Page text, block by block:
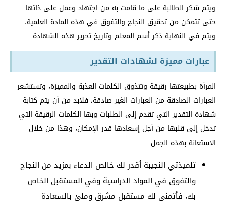
ويتم شكر الطالبة على ما قامت به من اجتهاد وعمل على ذاتها
حتى تتمكن من تحقيق النجاح والتفوق في هذه المادة العلمية،
ويتم في النهاية ذكر أسم المعلم وتاريخ تحرير هذه الشهادة.
عبارات مميزة لشهادات التقدير
المرأة بطبيعتها رقيقة وتتذوق الكلمات العذبة والمميزة، وتستشعر
العبارات الصادقة من العبارات الغير صادقة، فلابد من أن يتم كتابة
شهادة التقدير التي تقدم إلى الطلبات وبها الكلمات الرقيقة التي
تدخل إلى قلبها من أجل إسعادها قدر الإمكان، وهذا من خلال
الاستعانة بهذه الجمل:
تلميذتي النجيبة أقدر لك خالص الدعاء بمزيد من النجاح
والتفوق في المواد الدراسية وفي المستقبل الخاص
بك، فأتمنى لك مستقبل مشرق وملئ بالسعادة